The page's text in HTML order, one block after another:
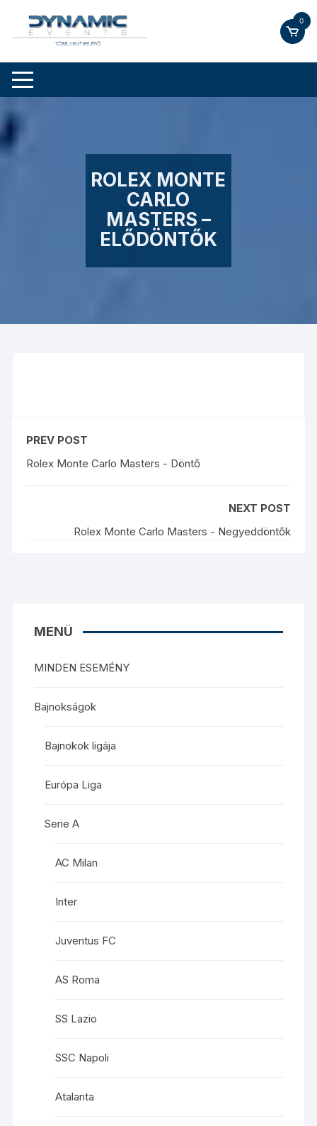
content
0
ROLEX MONTE
CARLO
MASTERS –
ELŐDÖNTŐK
PREV POST
Rolex Monte Carlo Masters - Döntő
NEXT POST
Rolex Monte Carlo Masters - Negyeddöntők
MENÜ
MINDEN ESEMÉNY
Bajnokságok
Bajnokok ligája
Európa Liga
Serie A
AC Milan
Inter
Juventus FC
AS Roma
SS Lazio
SSC Napoli
Atalanta